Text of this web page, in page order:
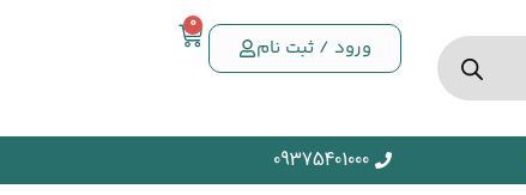
ورود / ثبت نام
0
09375401000